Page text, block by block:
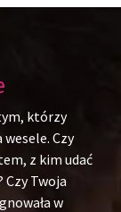
którzy
Czy
z kim udać
Czy Twoja
w